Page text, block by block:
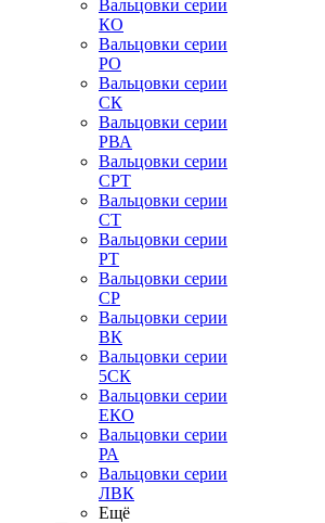
Вальцовки серии
КО
Вальцовки серии
РО
Вальцовки серии
СК
Вальцовки серии
РВА
Вальцовки серии
СРТ
Вальцовки серии
СТ
Вальцовки серии
РТ
Вальцовки серии
СР
Вальцовки серии
ВК
Вальцовки серии
5СК
Вальцовки серии
ЕКО
Вальцовки серии
РА
Вальцовки серии
ЛВК
Ещё